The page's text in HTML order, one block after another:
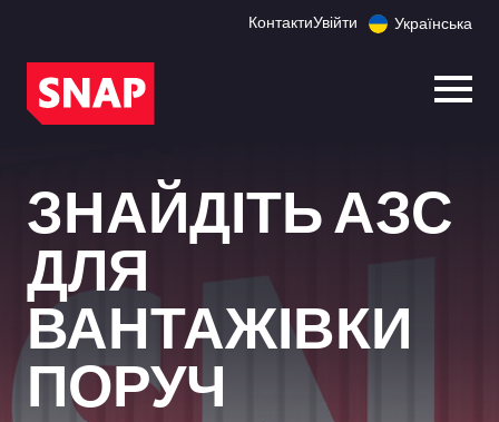
КонтактиУвійти Українська
ЗНАЙДІТЬ АЗС
ДЛЯ
ВАНТАЖІВКИ
ПОРУЧ